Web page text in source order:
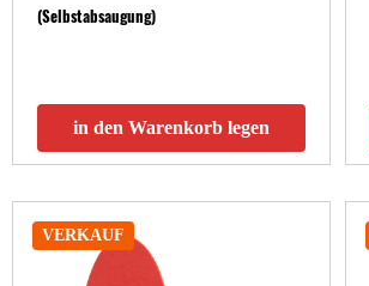
(Selbstabsaugung)
in den Warenkorb legen
VERKAUF